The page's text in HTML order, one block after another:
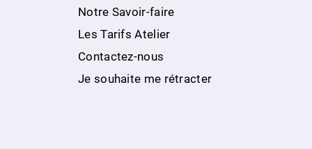
Notre Savoir-faire
Les Tarifs Atelier
Contactez-nous
Je souhaite me rétracter